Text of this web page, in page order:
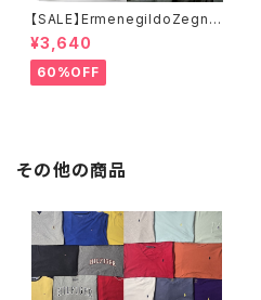
【SALE】ErmenegildoZegna,
ダーバン,GIANFRANCO FERR
E,DKNY,アレグリ,ユナイテッド
アローズ,TETE HOMME,クリ
スチャンオジャール他秋冬テー
¥3,640
60%OFF
その他の商品